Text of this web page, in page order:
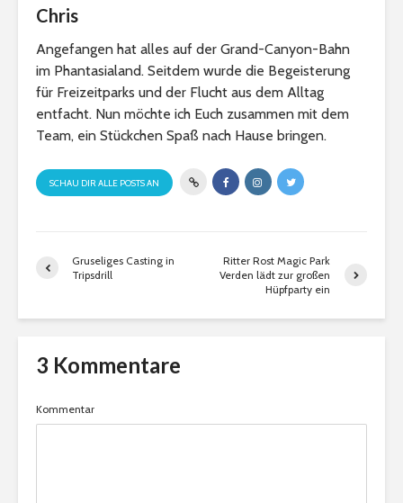
Chris
Angefangen hat alles auf der Grand-Canyon-Bahn
im Phantasialand. Seitdem wurde die Begeisterung
für Freizeitparks und der Flucht aus dem Alltag
entfacht. Nun möchte ich Euch zusammen mit dem
Team, ein Stückchen Spaß nach Hause bringen.
SCHAU DIR ALLE POSTS AN
Gruseliges Casting in
Tripsdrill
Ritter Rost Magic Park
Verden lädt zur großen
Hüpfparty ein
3 Kommentare
Kommentar